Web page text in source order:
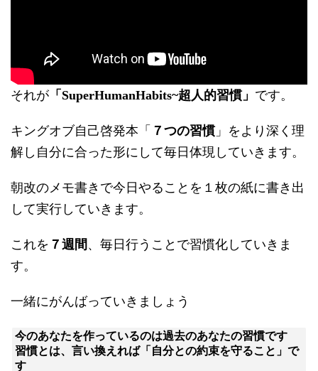
それが 「SuperHumanHabits~超人的習慣」 です。
キングオブ自己啓発本「 ７つの習慣」をより深く理
解し自分に合った形にして毎日体現していきます。
朝改のメモ書きで今日やることを１枚の紙に書き出
して実行していきます。
これを ７週間 、毎日行うことで習慣化していきま
す。
一緒にがんばっていきましょう
今のあなたを作っているのは過去のあなたの習慣です
習慣とは、言い換えれば「自分との約束を守ること」で
す